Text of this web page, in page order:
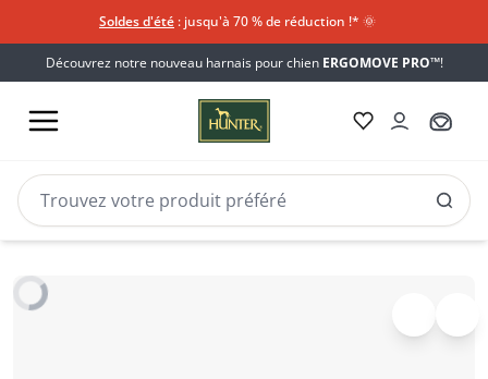
Soldes d'été : jusqu'à 70 % de réduction !*​ 🌞
Découvrez notre nouveau harnais pour chien ERGOMOVE PRO™!